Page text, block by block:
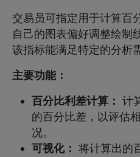
交易员可指定用于计算百
自己的图表偏好调整绘制
该指标能满足特定的分析
主要功能：
百分比利差计算： 计
的百分比差，以评估
况。
可视化： 将计算出的